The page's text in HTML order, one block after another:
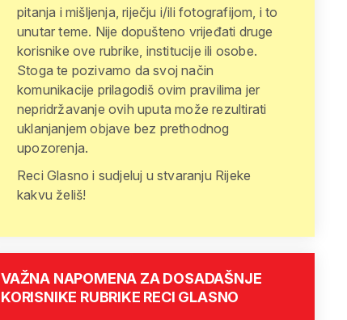
pitanja i mišljenja, riječju i/ili fotografijom, i to
unutar teme. Nije dopušteno vrijeđati druge
korisnike ove rubrike, institucije ili osobe.
Stoga te pozivamo da svoj način
komunikacije prilagodiš ovim pravilima jer
nepridržavanje ovih uputa može rezultirati
uklanjanjem objave bez prethodnog
upozorenja.
Reci Glasno i sudjeluj u stvaranju Rijeke
kakvu želiš!
VAŽNA NAPOMENA ZA DOSADAŠNJE
KORISNIKE RUBRIKE RECI GLASNO